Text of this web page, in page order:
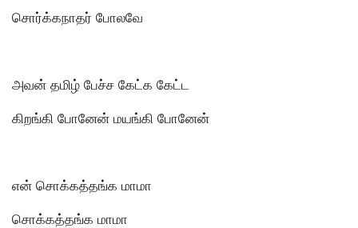
சொர்க்கநாதர் போலவே
அவன் தமிழ் பேச்ச கேட்க கேட்ட
கிறங்கி போனேன் மயங்கி போனேன்
என் சொக்கத்தங்க மாமா
சொக்கத்தங்க மாமா